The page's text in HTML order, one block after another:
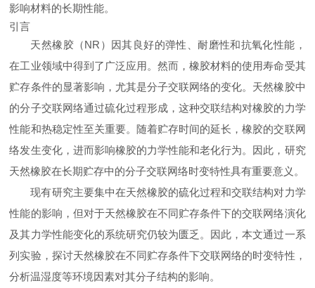
影响材料的长期性能。
引言
天然橡胶（NR）因其良好的弹性、耐磨性和抗氧化性能，
在工业领域中得到了广泛应用。然而，橡胶材料的使用寿命受其
贮存条件的显著影响，尤其是分子交联网络的变化。天然橡胶中
的分子交联网络通过硫化过程形成，这种交联结构对橡胶的力学
性能和热稳定性至关重要。随着贮存时间的延长，橡胶的交联网
络发生变化，进而影响橡胶的力学性能和老化行为。因此，研究
天然橡胶在长期贮存中的分子交联网络时变特性具有重要意义。
现有研究主要集中在天然橡胶的硫化过程和交联结构对力学
性能的影响，但对于天然橡胶在不同贮存条件下的交联网络演化
及其力学性能变化的系统研究仍较为匮乏。因此，本文通过一系
列实验，探讨天然橡胶在不同贮存条件下交联网络的时变特性，
分析温湿度等环境因素对其分子结构的影响。